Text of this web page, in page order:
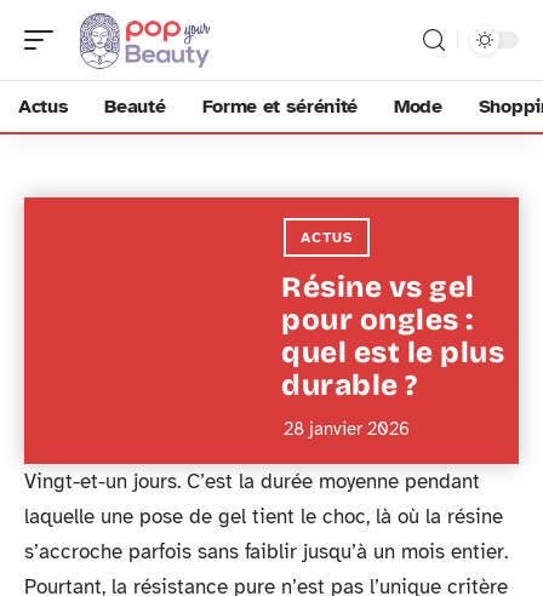
Actus Beauté Forme et sérénité Mode
ACTUS
Résine vs gel
pour ongles :
quel est le plus
durable ?
28 janvier 2026
Vingt-et-un jours. C’est la durée moyenne pendant
laquelle une pose de gel tient le choc, là où la résine
s’accroche parfois sans faiblir jusqu’à un mois entier.
Pourtant, la résistance pure n’est pas l’unique critère